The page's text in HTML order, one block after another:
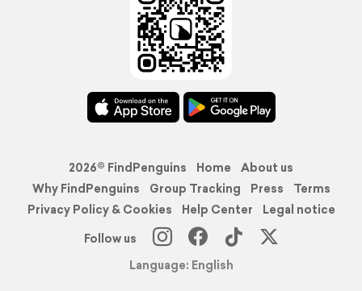
2026© FindPenguins Home
About us
Why FindPenguins
Group Tracking Press
Terms
Privacy Policy & Cookies
Help Center
Legal notice
Follow us
Language: English